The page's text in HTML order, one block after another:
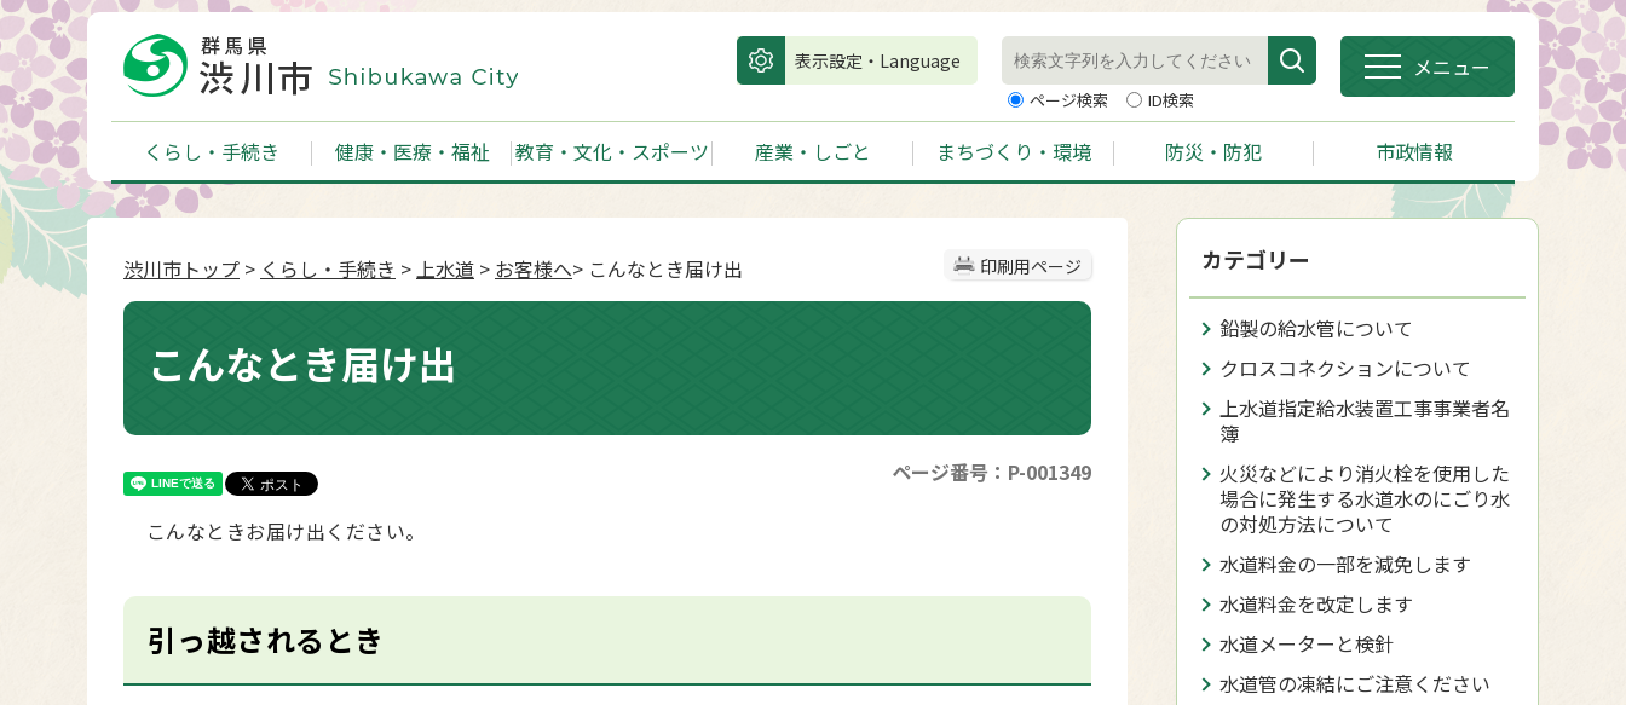
表示設定・Language
ページ検索 ID検索
メニュー
くらし・手続き 健康・医療・福祉 教育・文化・スポーツ 産業・しごと まちづくり・環境 防災・防犯 市政情報
印刷用ページ
渋川市トップ > くらし・手続き >上水道 > お客様へ> こんなとき届け出
こんなとき届け出
ページ番号：P-001349
こんなときお届け出ください。
引っ越されるとき
カテゴリー
鉛製の給水管について
クロスコネクションについて
上水道指定給水装置工事事業者名
簿
火災などにより消火栓を使用した
場合に発生する水道水のにごり水
の対処方法について
水道料金の一部を減免します
水道料金を改定します
水道メーターと検針
水道管の凍結にご注意ください